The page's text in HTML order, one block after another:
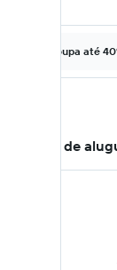
Poupa até
Ofertas de